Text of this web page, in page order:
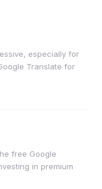
especially for
Translate for
free Google
in premium